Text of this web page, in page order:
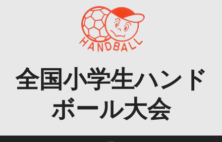
全国小学生ハンド
ボール大会